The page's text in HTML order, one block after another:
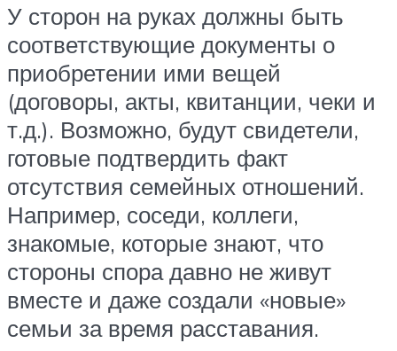
У сторон на руках должны быть
соответствующие документы о
приобретении ими вещей
(договоры, акты, квитанции, чеки и
т.д.). Возможно, будут свидетели,
готовые подтвердить факт
отсутствия семейных отношений.
Например, соседи, коллеги,
знакомые, которые знают, что
стороны спора давно не живут
вместе и даже создали «новые»
семьи за время расставания.